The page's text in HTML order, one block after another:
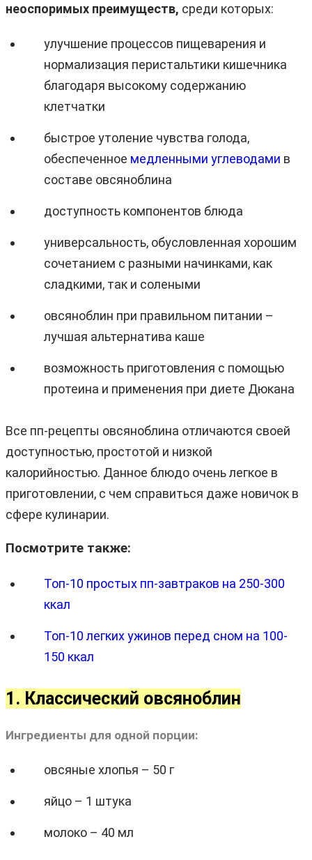
неоспоримых преимуществ, среди которых:
улучшение процессов пищеварения и
нормализация перистальтики кишечника
благодаря высокому содержанию
клетчатки
быстрое утоление чувства голода,
обеспеченное медленными углеводами в
составе овсяноблина
доступность компонентов блюда
универсальность, обусловленная хорошим
сочетанием с разными начинками, как
сладкими, так и солеными
овсяноблин при правильном питании –
лучшая альтернатива каше
возможность приготовления с помощью
протеина и применения при диете Дюкана
Все пп-рецепты овсяноблина отличаются своей
доступностью, простотой и низкой
калорийностью. Данное блюдо очень легкое в
приготовлении, с чем справиться даже новичок в
сфере кулинарии.
Посмотрите также:
Топ-10 простых пп-завтраков на 250-300
ккал
Топ-10 легких ужинов перед сном на 100-
150 ккал
1. Классический овсяноблин
Ингредиенты для одной порции:
овсяные хлопья – 50 г
яйцо – 1 штука
молоко – 40 мл